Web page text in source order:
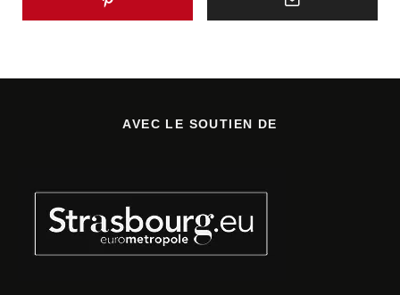
AVEC LE SOUTIEN DE